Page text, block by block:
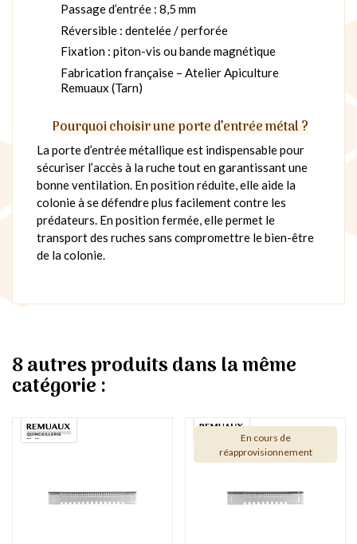
Passage d’entrée : 8,5 mm
Réversible : dentelée / perforée
Fixation : piton-vis ou bande magnétique
Fabrication française – Atelier Apiculture
Remuaux (Tarn)
Pourquoi choisir une porte d’entrée métal ?
La porte d’entrée métallique est indispensable pour
sécuriser l’accès à la ruche tout en garantissant une
bonne ventilation. En position réduite, elle aide la
colonie à se défendre plus facilement contre les
prédateurs. En position fermée, elle permet le
transport des ruches sans compromettre le bien-être
de la colonie.
8 autres produits dans la même
catégorie :
En cours de
réapprovisionnement